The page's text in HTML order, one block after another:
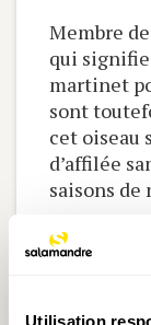
Utilisation
Membre
qui signifie
martinet
sont
cet oiseau
d’affilée
saisons
112 km/h :
un